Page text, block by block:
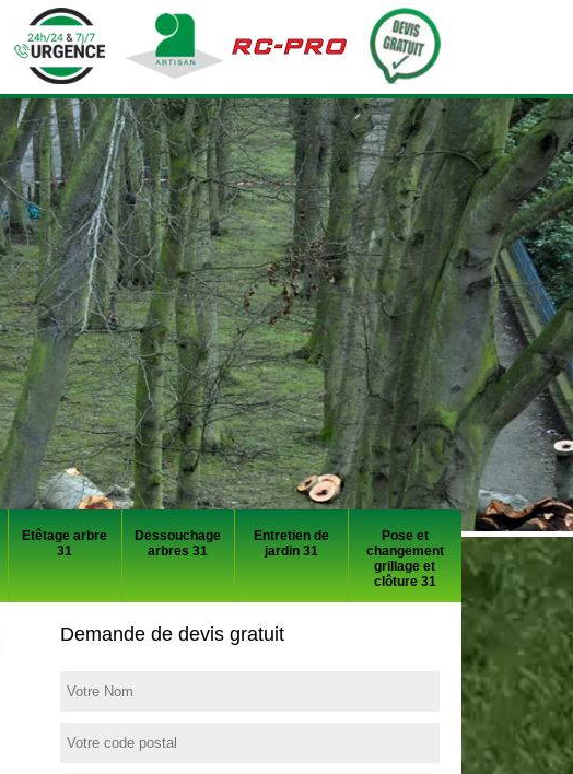
Etêtage arbre
31
Dessouchage
arbres 31
Entretien de
jardin 31
Pose et
changement
grillage et
clôture 31
Demande de devis gratuit